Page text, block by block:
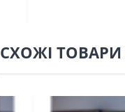
СХОЖІ ТОВАРИ